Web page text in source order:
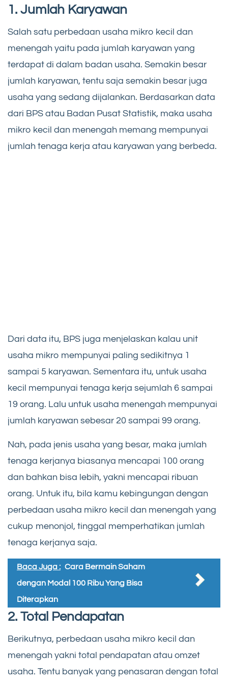
1. Jumlah Karyawan
Salah satu perbedaan usaha mikro kecil dan
menengah yaitu pada jumlah karyawan yang
terdapat di dalam badan usaha. Semakin besar
jumlah karyawan, tentu saja semakin besar juga
usaha yang sedang dijalankan. Berdasarkan data
dari BPS atau Badan Pusat Statistik, maka usaha
mikro kecil dan menengah memang mempunyai
jumlah tenaga kerja atau karyawan yang berbeda.
Dari data itu, BPS juga menjelaskan kalau unit
usaha mikro mempunyai paling sedikitnya 1
sampai 5 karyawan. Sementara itu, untuk usaha
kecil mempunyai tenaga kerja sejumlah 6 sampai
19 orang. Lalu untuk usaha menengah mempunyai
jumlah karyawan sebesar 20 sampai 99 orang.
Nah, pada jenis usaha yang besar, maka jumlah
tenaga kerjanya biasanya mencapai 100 orang
dan bahkan bisa lebih, yakni mencapai ribuan
orang. Untuk itu, bila kamu kebingungan dengan
perbedaan usaha mikro kecil dan menengah yang
cukup menonjol, tinggal memperhatikan jumlah
tenaga kerjanya saja.
Baca Juga : Cara Bermain Saham
dengan Modal 100 Ribu Yang Bisa
Diterapkan
2. Total Pendapatan
Berikutnya, perbedaan usaha mikro kecil dan
menengah yakni total pendapatan atau omzet
usaha. Tentu banyak yang penasaran dengan total